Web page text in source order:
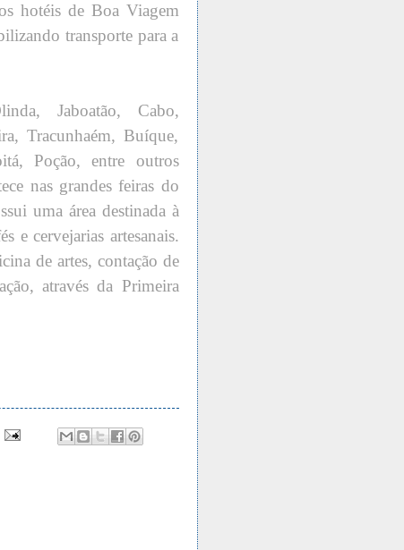
hotéis de Boa Viagem
transporte para a
Jaboatão, Cabo,
Tracunhaém, Buíque,
Poção, entre outros
nas grandes feiras do
uma área destinada à
e cervejarias artesanais.
de artes, contação de
através da Primeira